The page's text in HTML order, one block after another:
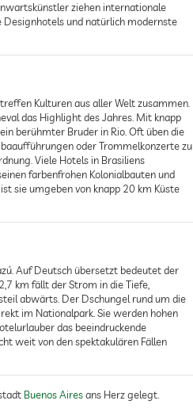
ziehen internationale
Designhotels und natürlich modernste
Kulturen aus aller Welt zusammen.
das Highlight des Jahres. Mit knapp
berühmter Bruder in Rio. Oft üben die
oder Trommelkonzerte zu
Viele Hotels in Brasiliens
farbenfrohen Kolonialbauten und
sie umgeben von knapp 20 km Küste
Auf Deutsch übersetzt bedeutet der
km fällt der Strom in die Tiefe,
abwärts. Der Dschungel rund um die
im Nationalpark. Sie werden hohen
das beeindruckende
weit von den spektakulären Fällen
Buenos Airesans Herz gelegt.